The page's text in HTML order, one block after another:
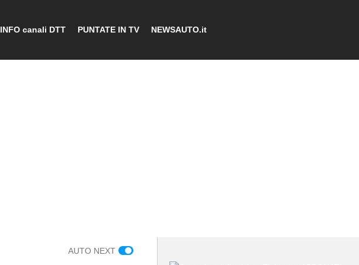
INFO canali DTT PUNTATE IN TV NEWSAUTO.it
AUTO NEXT